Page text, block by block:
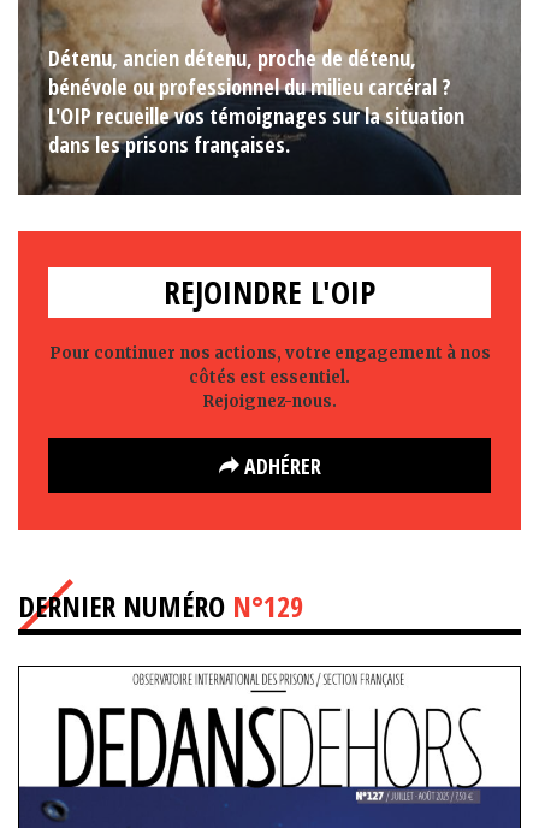
Détenu, ancien détenu, proche de détenu,
bénévole ou professionnel du milieu carcéral ?
L'OIP recueille vos témoignages sur la situation
dans les prisons françaises.
REJOINDRE L'OIP
Pour continuer nos actions, votre engagement à nos
côtés est essentiel.
Rejoignez-nous.
ADHÉRER
DERNIER NUMÉRO N°129